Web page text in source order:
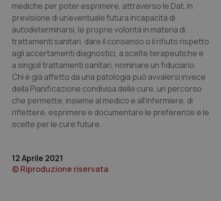
Veneto
Oncoematologia
Oncologia & Nutrizione
Psoriasi & pelle
Quotidiano Cardiologia
Quotidiano Chirurgia
Quotidiano Pediatria
mediche per poter esprimere, attraverso le Dat, in
previsione di un’eventuale futura incapacità di
autodeterminarsi, le proprie volontà in materia di
trattamenti sanitari, dare il consenso o il rifiuto rispetto
agli accertamenti diagnostici, a scelte terapeutiche e
a singoli trattamenti sanitari, nominare un fiduciario.
Chi è già affetto da una patologia può avvalersi invece
della Pianificazione condivisa delle cure, un percorso
che permette, insieme al medico e all’infermiere, di
riflettere, esprimere e documentare le preferenze e le
scelte per le cure future.
12 Aprile 2021
© Riproduzione riservata